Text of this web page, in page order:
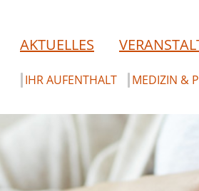
AKTUELLES
IHR AUFENTHALT MEDIZIN &